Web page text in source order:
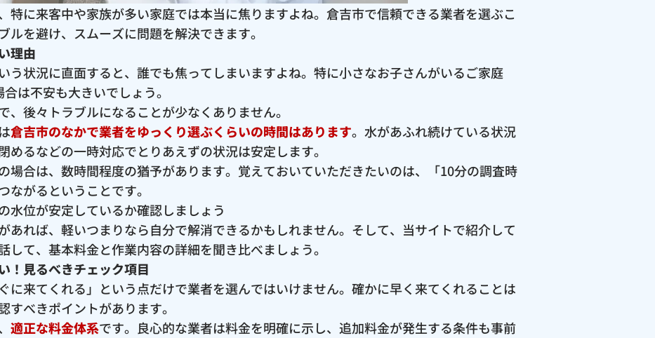
特に来客中や家族が多い家庭では本当に焦りますよね。倉吉市で信頼できる業者を選ぶこ
ルを避け、スムーズに問題を解決できます。
理由
う状況に直面すると、誰でも焦ってしまいますよね。特に小さなお子さんがいるご家庭
は不安も大きいでしょう。
、後々トラブルになることが少なくありません。
倉吉市のなかで業者をゆっくり選ぶくらいの時間はあります。水があふれ続けている状況
めるなどの一時対応でとりあえずの状況は安定します。
場合は、数時間程度の猶予があります。覚えておいていただきたいのは、「10分の調査時
ながるということです。
水位が安定しているか確認しましょう
あれば、軽いつまりなら自分で解消できるかもしれません。そして、当サイトで紹介して
して、基本料金と作業内容の詳細を聞き比べましょう。
！見るべきチェック項目
に来てくれる」という点だけで業者を選んではいけません。確かに早く来てくれることは
すべきポイントがあります。
適正な料金体系です。良心的な業者は料金を明確に示し、追加料金が発生する条件も事前